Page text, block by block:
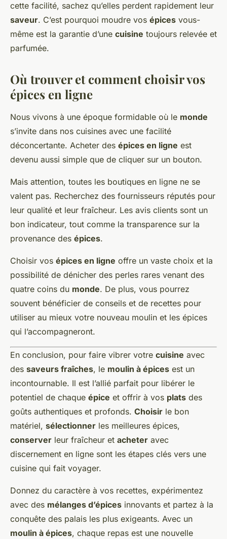
cette facilité, sachez qu’elles perdent rapidement leur
saveur. C’est pourquoi moudre vos épices vous-
même est la garantie d’une cuisine toujours relevée et
parfumée.
Où trouver et comment choisir vos
épices en ligne
Nous vivons à une époque formidable où le monde
s’invite dans nos cuisines avec une facilité
déconcertante. Acheter des épices en ligne est
devenu aussi simple que de cliquer sur un bouton.
Mais attention, toutes les boutiques en ligne ne se
valent pas. Recherchez des fournisseurs réputés pour
leur qualité et leur fraîcheur. Les avis clients sont un
bon indicateur, tout comme la transparence sur la
provenance des épices.
Choisir vos épices en ligne offre un vaste choix et la
possibilité de dénicher des perles rares venant des
quatre coins du monde. De plus, vous pourrez
souvent bénéficier de conseils et de recettes pour
utiliser au mieux votre nouveau moulin et les épices
qui l’accompagneront.
En conclusion, pour faire vibrer votre cuisine avec
des saveurs fraîches, le moulin à épices est un
incontournable. Il est l’allié parfait pour libérer le
potentiel de chaque épice et offrir à vos plats des
goûts authentiques et profonds. Choisir le bon
matériel, sélectionner les meilleures épices,
conserver leur fraîcheur et acheter avec
discernement en ligne sont les étapes clés vers une
cuisine qui fait voyager.
Donnez du caractère à vos recettes, expérimentez
avec des mélanges d’épices innovants et partez à la
conquête des palais les plus exigeants. Avec un
moulin à épices, chaque repas est une nouvelle